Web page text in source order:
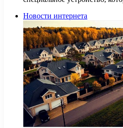
Новости интернета